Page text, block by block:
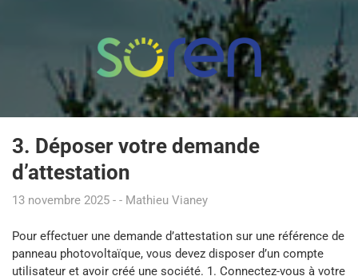
3. Déposer votre demande
d’attestation
13 novembre 2025 Mathieu Vianey
Pour effectuer une demande d’attestation sur une référence de
panneau photovoltaïque, vous devez disposer d’un compte
utilisateur et avoir créé une société. 1. Connectez-vous à votre